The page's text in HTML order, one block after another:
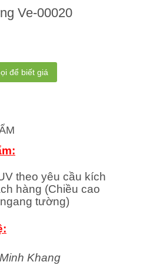
Ve-00020
để biết giá
theo yêu cầu kích
hàng (Chiều cao
tường)
Khang